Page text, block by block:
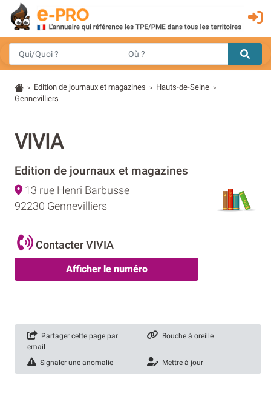
> Edition de journaux et magazines > Hauts-de-Seine >
Gennevilliers
VIVIA
Edition de journaux et magazines
13 rue Henri Barbusse
92230 Gennevilliers
Contacter VIVIA
Afficher le numéro
Partager cette page par
email
Bouche à oreille
Signaler une anomalie Mettre à jour